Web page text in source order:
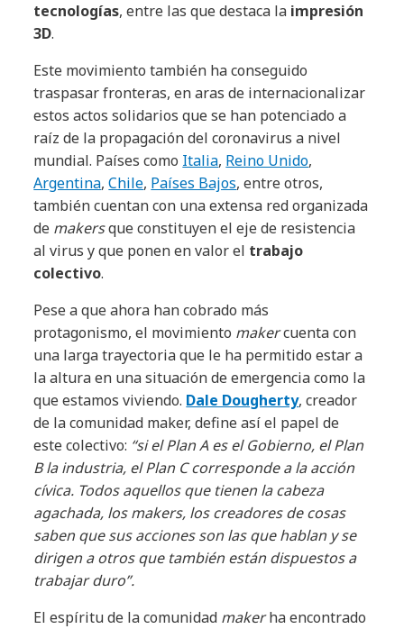
tecnologías, entre las que destaca la impresión
3D.
Este movimiento también ha conseguido
traspasar fronteras, en aras de internacionalizar
estos actos solidarios que se han potenciado a
raíz de la propagación del coronavirus a nivel
mundial. Países como Italia, Reino Unido,
Argentina,Chile, Países Bajos, entre otros,
también cuentan con una extensa red organizada
de makersque constituyen el eje de resistencia
al virus y que ponen en valor el trabajo
colectivo.
Pese a que ahora han cobrado más
protagonismo, el movimiento makercuenta con
una larga trayectoria que le ha permitido estar a
la altura en una situación de emergencia como la
que estamos viviendo. Dale Dougherty, creador
de la comunidad maker, define así el papel de
este colectivo: “si el Plan A es el Gobierno, el Plan
B la industria, el Plan C corresponde a la acción
cívica. Todos aquellos que tienen la cabeza
agachada, los makers, los creadores de cosas
saben que sus acciones son las que hablan y se
dirigen a otros que también están dispuestos a
trabajar duro”.
El espíritu de la comunidad makerha encontrado